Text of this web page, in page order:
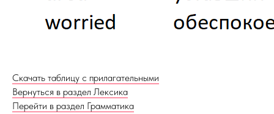
Скачать таблицу с прилагательными
Вернуться в раздел Лексика
Перейти в раздел Грамматика